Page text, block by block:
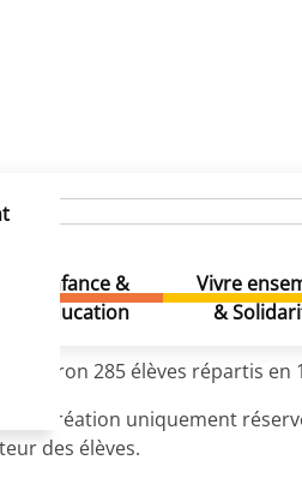
Enfance &
Education
Vivre
&
environ 285 élèves répartis en
récréation uniquement
des élèves.